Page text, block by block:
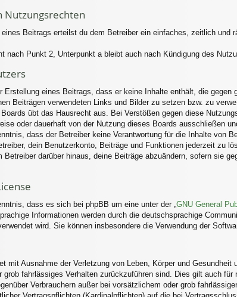
Nutzungsrechten
Beitrags erteilst du dem Betreiber ein einfaches, zeitlich
nach Punkt 2, Unterpunkt a bleibt auch nach Kündigung des
Erstellung eines Beitrags, dass er keine Inhalte enthält, die
Beiträgen verwendeten Links und Bilder zu setzen bzw. zu
übt das Hausrecht aus. Bei Verstößen gegen diese
oder dauerhaft von der Nutzung dieses Boards ausschließen
dass der Betreiber keine Verantwortung für die Inhalte von
dein Benutzerkonto, Beiträge und Funktionen jederzeit zu
Betreiber darüber hinaus, deine Beiträge abzuändern, sofern sie
dass es sich bei phpBB um eine unter der „GNU General
Informationen werden durch die deutschsprachige
wird. Sie können insbesondere die Verwendung der
mit Ausnahme der Verletzung von Leben, Körper und
grob fahrlässiges Verhalten zurückzuführen sind. Dies gilt auch
Verbrauchern außer bei vorsätzlichem oder grob